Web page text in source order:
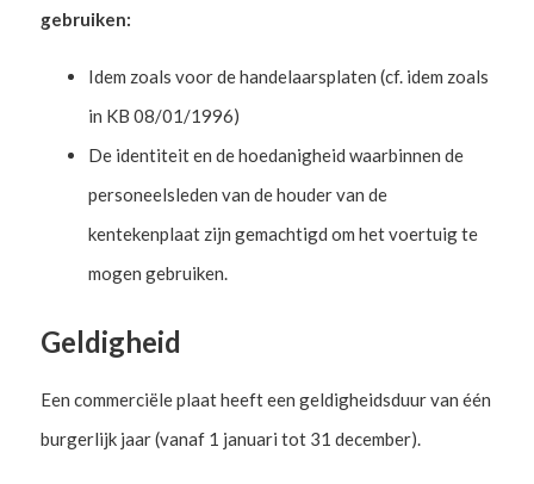
gebruiken:
Idem zoals voor de handelaarsplaten (cf. idem zoals
in KB 08/01/1996)
De identiteit en de hoedanigheid waarbinnen de
personeelsleden van de houder van de
kentekenplaat zijn gemachtigd om het voertuig te
mogen gebruiken.
Geldigheid
Een commerciële plaat heeft een geldigheidsduur van één
burgerlijk jaar (vanaf 1 januari tot 31 december).